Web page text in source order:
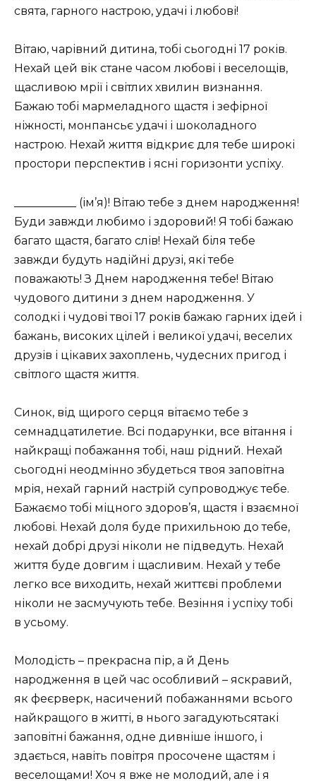
свята, гарного настрою, удачі і любові!
Вітаю, чарівний дитина, тобі сьогодні 17 років.
Нехай цей вік стане часом любові і веселощів,
щасливою мрії і світлих хвилин визнання.
Бажаю тобі мармеладного щастя і зефірної
ніжності, монпансьє удачі і шоколадного
настрою. Нехай життя відкриє для тебе широкі
простори перспектив і ясні горизонти успіху.
___________ (ім’я)! Вітаю тебе з днем ​​народження!
Буди завжди любимо і здоровий! Я тобі бажаю
багато щастя, багато слів! Нехай біля тебе
завжди будуть надійні друзі, які тебе
поважають! З Днем народження тебе! Вітаю
чудового дитини з днем ​​народження. У
солодкі і чудові твої 17 років бажаю гарних ідей і
бажань, високих цілей і великої удачі, веселих
друзів і цікавих захоплень, чудесних пригод і
світлого щастя життя.
Синок, від щирого серця вітаємо тебе з
семнадцатилетие. Всі подарунки, все вітання і
найкращі побажання тобі, наш рідний. Нехай
сьогодні неодмінно збудеться твоя заповітна
мрія, нехай гарний настрій супроводжує тебе.
Бажаємо тобі міцного здоров’я, щастя і взаємної
любові. Нехай доля буде прихильною до тебе,
нехай добрі друзі ніколи не підведуть. Нехай
життя буде довгим і щасливим. Нехай у тебе
легко все виходить, нехай життєві проблеми
ніколи не засмучують тебе. Везіння і успіху тобі
в усьому.
Молодість – прекрасна пір, а й День
народження в цей час особливий – яскравий,
як феєрверк, насичений побажаннями всього
найкращого в житті, в нього загадуютьсятакі
заповітні бажання, одне дивніше іншого, і
здається, навіть повітря просочене щастям і
веселощами! Хоч я вже не молодий, але і я